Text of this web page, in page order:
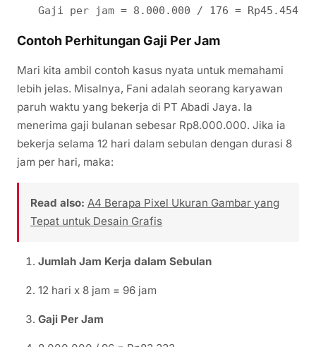
Gaji per jam = 8.000.000 / 176 = Rp45.454
Contoh Perhitungan Gaji Per Jam
Mari kita ambil contoh kasus nyata untuk memahami
lebih jelas. Misalnya, Fani adalah seorang karyawan
paruh waktu yang bekerja di PT Abadi Jaya. Ia
menerima gaji bulanan sebesar Rp8.000.000. Jika ia
bekerja selama 12 hari dalam sebulan dengan durasi 8
jam per hari, maka:
Read also: A4 Berapa Pixel Ukuran Gambar yang
Tepat untuk Desain Grafis
Jumlah Jam Kerja dalam Sebulan
12 hari x 8 jam = 96 jam
Gaji Per Jam